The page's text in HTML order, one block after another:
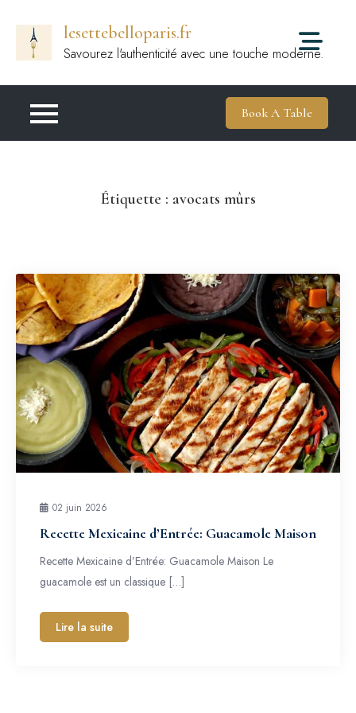
contenu
lesettebelloparis.fr
Savourez l'authenticité avec une touche moderne.
Book A Table
Étiquette : avocats mûrs
02 juin 2026
Recette Mexicaine d’Entrée: Guacamole Maison
Recette Mexicaine d’Entrée: Guacamole Maison Le
guacamole est un classique […]
Lire la suite